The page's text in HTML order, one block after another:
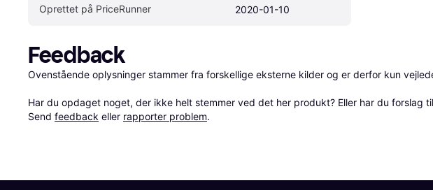
Oprettet på PriceRunner 2020-01-10
Feedback
Ovenstående oplysninger stammer fra forskellige eksterne kilder og er derfor kun
Har du opdaget noget, der ikke helt stemmer ved det her produkt? Eller har du forslag
Send feedback eller rapporter problem.